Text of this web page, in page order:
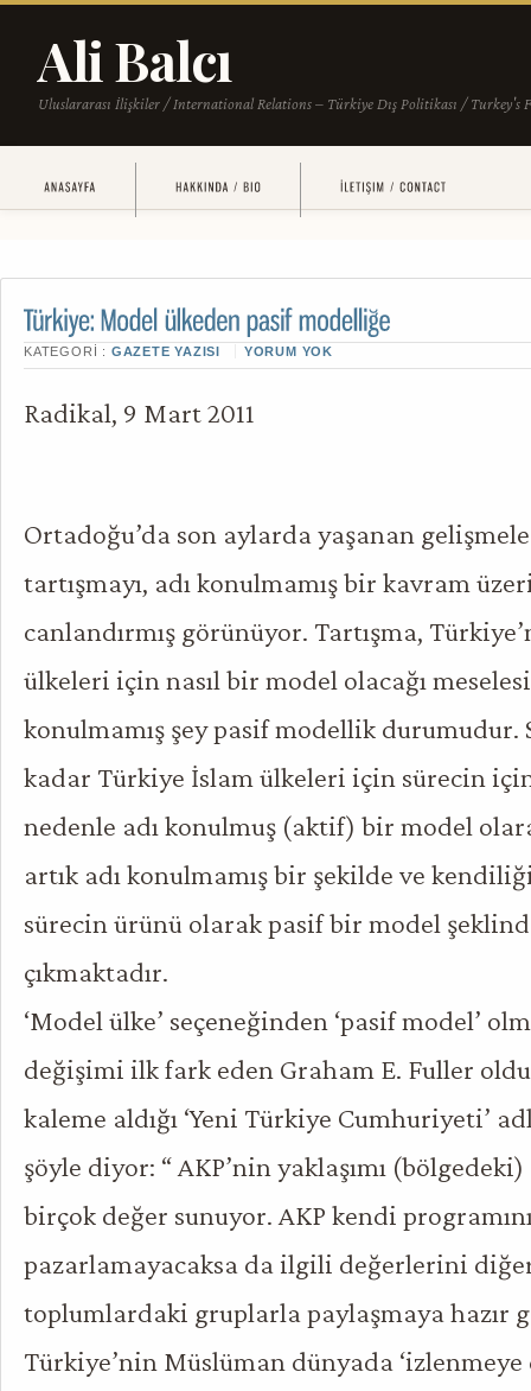
KATEGORI : GAZETE YAZISI YORUM YOK
Radikal, 9 Mart 2011
Ortadoğu’da son aylarda yaşanan
tartışmayı, adı konulmamış bir kavram
canlandırmış görünüyor. Tartışma,
ülkeleri için nasıl bir model olacağı
konulmamış şey pasif modellik durumudur.
kadar Türkiye İslam ülkeleri için sürecin
nedenle adı konulmuş (aktif) bir model
artık adı konulmamış bir şekilde ve
sürecin ürünü olarak pasif bir model
çıkmaktadır.
‘Model ülke’ seçeneğinden ‘pasif model’
değişimi ilk fark eden Graham E. Fuller
kaleme aldığı ‘Yeni Türkiye Cumhuriyeti’
şöyle diyor: “ AKP’nin yaklaşımı
birçok değer sunuyor. AKP kendi
pazarlamayacaksa da ilgili değerlerini
toplumlardaki gruplarla paylaşmaya hazır
Türkiye’nin Müslüman dünyada